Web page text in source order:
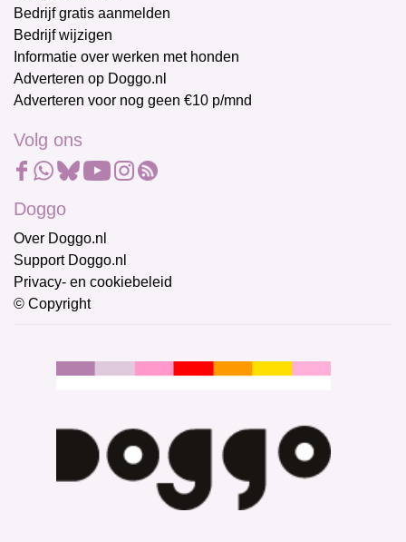
Bedrijf gratis aanmelden
Bedrijf wijzigen
Informatie over werken met honden
Adverteren op Doggo.nl
Adverteren voor nog geen €10 p/mnd
Volg ons
Doggo
Over Doggo.nl
Support Doggo.nl
Privacy- en cookiebeleid
© Copyright